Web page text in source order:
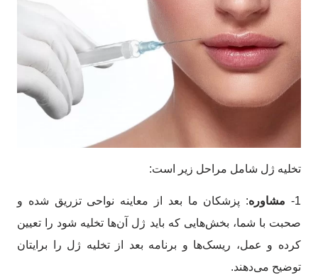
تخلیه ژل شامل مراحل زیر است:
1- مشاوره: پزشکان ما بعد از معاینه نواحی تزریق شده و
صحبت با شما، بخش‌هایی که باید ژل آن‌ها تخلیه شود را تعیین
کرده و عمل، ریسک‌ها و برنامه بعد از تخلیه ژل را برایتان
توضیح می‌دهند.